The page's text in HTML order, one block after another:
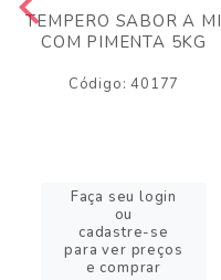
TEMPERO SABOR A MI
COM PIMENTA 5KG
Código: 40177
Faça seu login
ou
cadastre-se
para ver preços
e comprar